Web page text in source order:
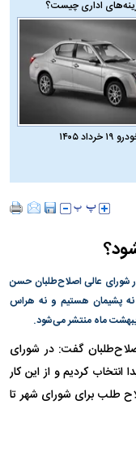
اداری چیست؟
۱۴۰۵
شورای عالی اصلاح‌طلبان حسن
نه پشیمان هستیم و نه هراس
ماه منتشر می‌شود.
گفت:‌ در شورای
انتخاب کردیم و از این کار
طلب برای شورای شهر تا